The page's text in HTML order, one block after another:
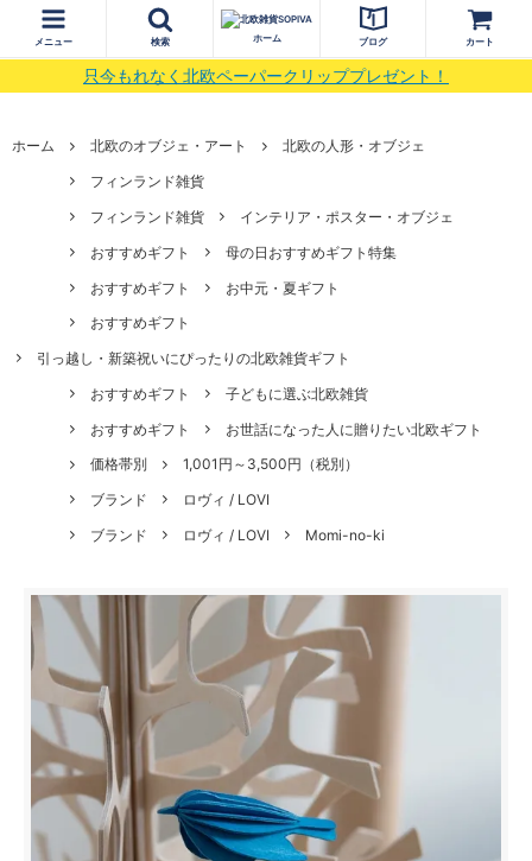
只今もれなく北欧ペーパークリッププレゼント！
メニュー 検索 ホーム ブログ カート
ホーム 北欧のオブジェ・アート
北欧の人形・オブジェ
フィンランド雑貨
フィンランド雑貨
インテリア・ポスター・オブジェ
おすすめギフト
母の日おすすめギフト特集
おすすめギフト
お中元・夏ギフト
おすすめギフト
引っ越し・新築祝いにぴったりの北欧雑貨ギフト
おすすめギフト
子どもに選ぶ北欧雑貨
おすすめギフト
お世話になった人に贈りたい北欧ギフト
価格帯別
1,001円～3,500円（税別）
ブランド
ロヴィ / LOVI
ブランド
ロヴィ / LOVI Momi-no-ki